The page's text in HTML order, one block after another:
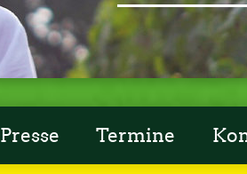
Presse Termine